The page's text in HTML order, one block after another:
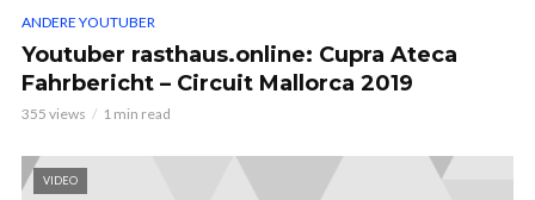
ANDERE YOUTUBER
Youtuber rasthaus.online: Cupra Ateca
Fahrbericht – Circuit Mallorca 2019
355 views 1 min read
VIDEO